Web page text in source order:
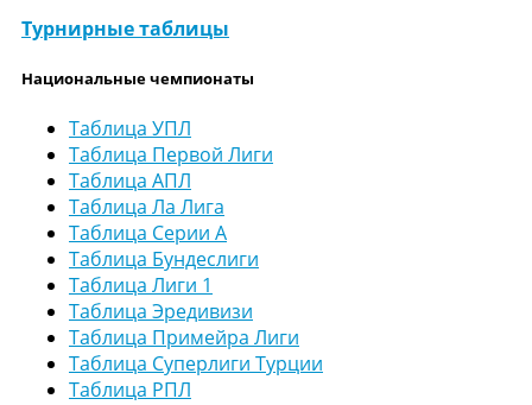
Турнирные таблицы
Национальные чемпионаты
Таблица УПЛ
Таблица Первой Лиги
Таблица АПЛ
Таблица Ла Лига
Таблица Серии А
Таблица Бундеслиги
Таблица Лиги 1
Таблица Эредивизи
Таблица Примейра Лиги
Таблица Суперлиги Турции
Таблица РПЛ